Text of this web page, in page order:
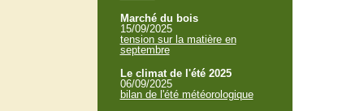
Marché du bois
15/09/2025
tension sur la matière en
septembre
Le climat de l'été 2025
06/09/2025
bilan de l'été météorologique